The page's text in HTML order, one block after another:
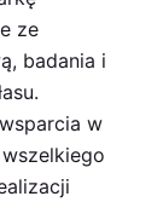
ze
badania i
w